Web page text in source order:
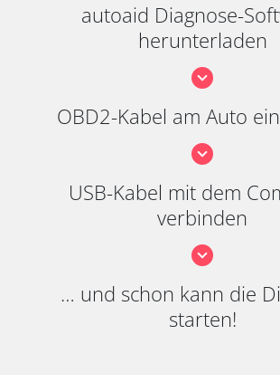
autoaid Diagnose-
herunterladen
OBD2-Kabel am Auto
USB-Kabel mit dem
verbinden
… und schon kann die
starten!